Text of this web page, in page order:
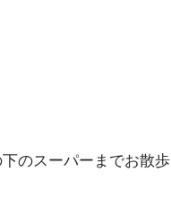
のスーパーまでお散歩